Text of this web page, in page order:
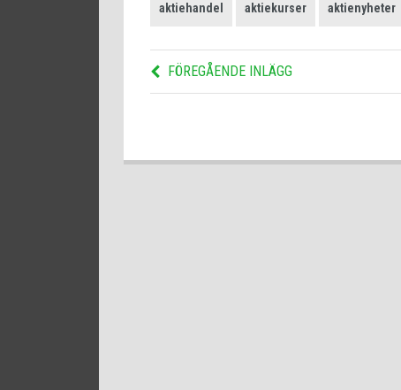
aktiehandel aktiekurser aktienyheter
FÖREGÅENDE INLÄGG